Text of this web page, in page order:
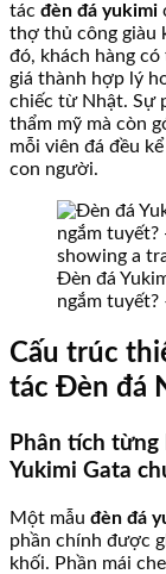
tác đèn đá yukimi
thợ thủ công giàu
đó, khách hàng
giá thành hợp lý
chiếc từ Nhật. Sự
thẩm mỹ mà còn
mỗi viên đá đều
con người.
Đèn đá
ngắm tuyết?
Cấu trúc
tác Đèn đá
Phân tích
Yukimi Gata
Một mẫu đèn đá
phần chính được
khối. Phần mái